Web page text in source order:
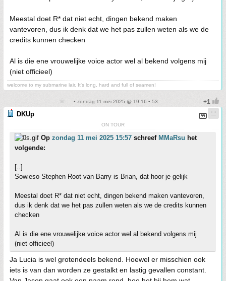
Meestal doet R* dat niet echt, dingen bekend maken
vantevoren, dus ik denk dat we het pas zullen weten als we de
credits kunnen checken
Al is die ene vrouwelijke voice actor wel al bekend volgens mij
(niet officieel)
welcome to my submarine lair. It's long, hard and full of seamen!
• zondag 11 mei 2025 @ 19:16 • 53
DKUp
ON TOUR
Op zondag 11 mei 2025 15:57 schreef MMaRsu het
volgende:
[..]
Sowieso Stephen Root van Barry is Brian, dat hoor je gelijk
Meestal doet R* dat niet echt, dingen bekend maken vantevoren,
dus ik denk dat we het pas zullen weten als we de credits kunnen
checken
Al is die ene vrouwelijke voice actor wel al bekend volgens mij
(niet officieel)
Ja Lucia is wel grotendeels bekend. Hoewel er misschien ook
iets is van dan worden ze gestalkt en lastig gevallen constant.